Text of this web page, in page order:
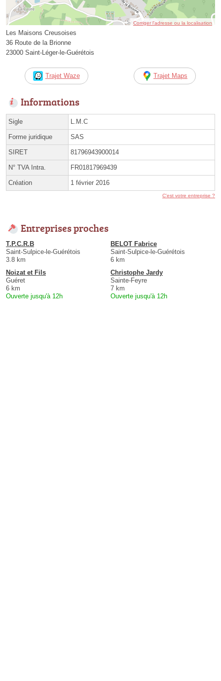
Corriger l’adresse ou la localisation
Les Maisons Creusoises
36 Route de la Brionne
23000 Saint-Léger-le-Guérétois
Trajet Waze Trajet Maps
Informations
Sigle L.M.C
Forme juridique SAS
SIRET 81796943900014
N° TVA Intra. FR01817969439
Création 1 février 2016
C'est votre entreprise ?
Entreprises proches
T.P.C.R.B
Saint-Sulpice-le-Guérétois
3.8 km
BELOT Fabrice
Saint-Sulpice-le-Guérétois
6 km
Noizat et Fils
Guéret
6 km
Ouverte jusqu'à 12h
Christophe Jardy
Sainte-Feyre
7 km
Ouverte jusqu'à 12h